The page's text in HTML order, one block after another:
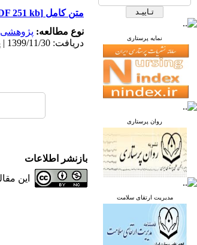
نمایه پرستاری
روان پرستاری
مدیریت ارتقای سلامت
متن کامل [PDF 251 kb]
نوع مطالعه:
دریافت: 1399/11/30 | پذیرش: 1400/2/10 | انتشار: 1400/2/10
بازنشر اطلاعات
این